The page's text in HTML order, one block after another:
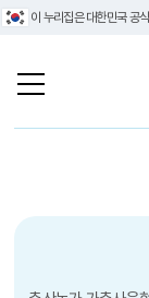
이 누리집은 대한민국 공